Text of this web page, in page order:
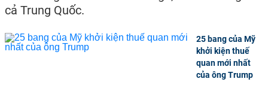
cả Trung Quốc.
25 bang của Mỹ
khởi kiện thuế
quan mới nhất
của ông Trump